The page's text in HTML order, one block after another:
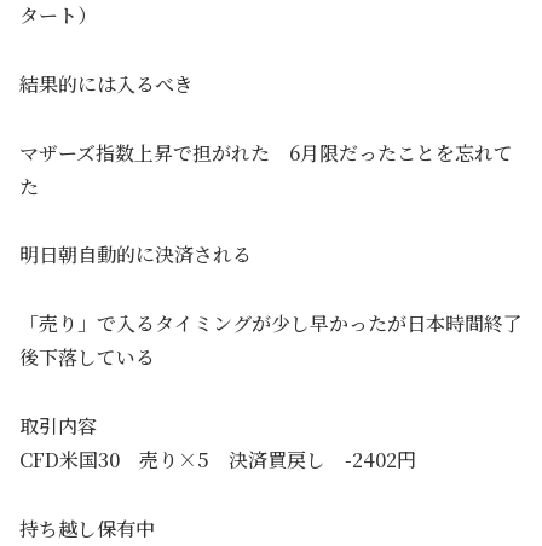
タート）
結果的には入るべき
マザーズ指数上昇で担がれた 6月限だったことを忘れて
た
明日朝自動的に決済される
「売り」で入るタイミングが少し早かったが日本時間終了
後下落している
取引内容
CFD米国30 売り×5 決済買戻し -2402円
持ち越し保有中